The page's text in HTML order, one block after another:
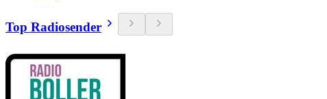
Top Radiosender